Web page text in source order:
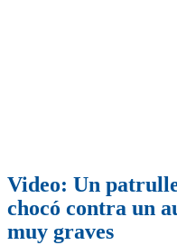
Video: Un
chocó contra un
muy graves